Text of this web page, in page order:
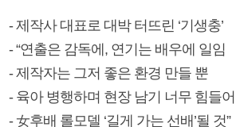
- 제작사 대표로 대박 터뜨린 ‘기생충’
- “연출은 감독에, 연기는 배우에 일임
- 제작자는 그저 좋은 환경 만들 뿐
- 육아 병행하며 현장 남기 너무 힘들어
- 女후배 롤모델 ‘길게 가는 선배’될 것”